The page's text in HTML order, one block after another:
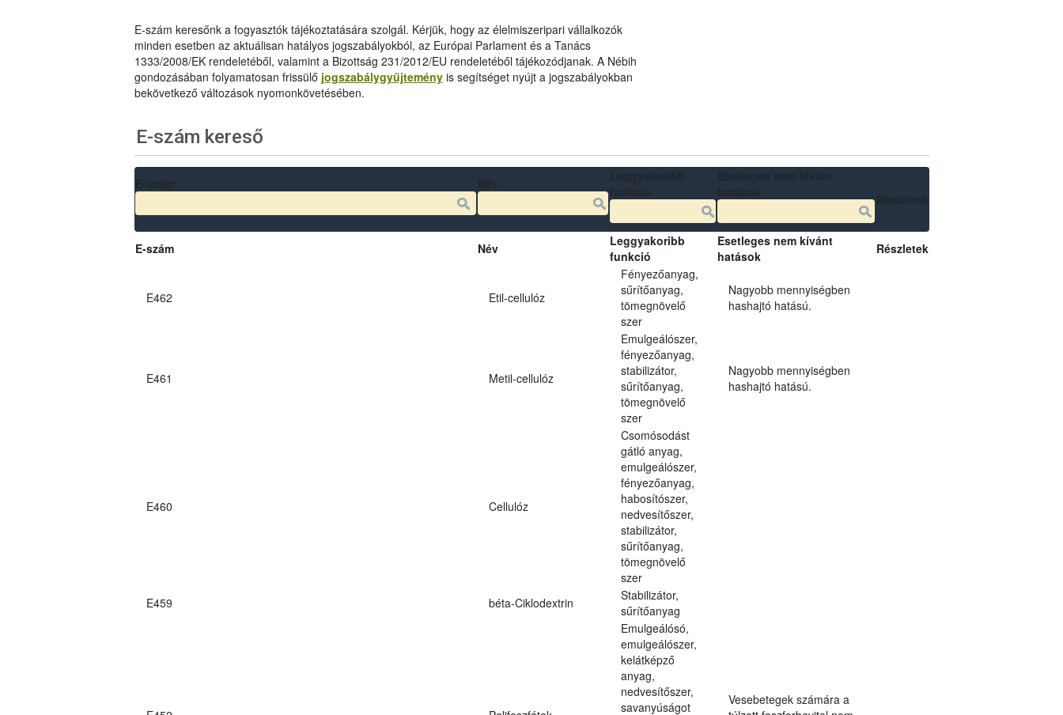
E-szám keresőnk a fogyasztók tájékoztatására szolgál. Kérjük, hogy az élelmiszeripari vállalkozók
minden esetben az aktuálisan hatályos jogszabályokból, az Európai Parlament és a Tanács
1333/2008/EK rendeletéből, valamint a Bizottság 231/2012/EU rendeletéből tájékozódjanak. A Nébih
gondozásában folyamatosan frissülő jogszabálygyűjteményis segítséget nyújt a jogszabályokban
bekövetkező változások nyomonkövetésében.
E-szám kereső
E-szám Név
Leggyakoribb
funkció
Esetleges nem kívánt
hatások
Részletek
E462 Etil-cellulóz
Fényezőanyag,
sűrítőanyag,
tömegnövelő
szer
Nagyobb mennyiségben
hashajtó hatású.
E461 Metil-cellulóz
Emulgeálószer,
fényezőanyag,
stabilizátor,
sűrítőanyag,
tömegnövelő
szer
Nagyobb mennyiségben
hashajtó hatású.
E460 Cellulóz
Csomósodást
gátló anyag,
emulgeálószer,
fényezőanyag,
habosítószer,
nedvesítőszer,
stabilizátor,
sűrítőanyag,
tömegnövelő
szer
E459
béta-Ciklodextrin
Stabilizátor,
sűrítőanyag
Emulgeálósó,
emulgeálószer,
kelátképző
anyag,
nedvesítőszer,
savanyúságot
Vesebetegek számára a